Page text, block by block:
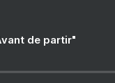
de partir"